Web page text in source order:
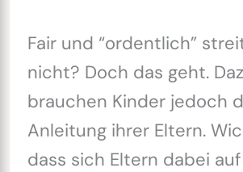
Fair und “ordentlich”
nicht? Doch das geht.
brauchen Kinder jedoch
Anleitung ihrer Eltern.
dass sich Eltern dabei